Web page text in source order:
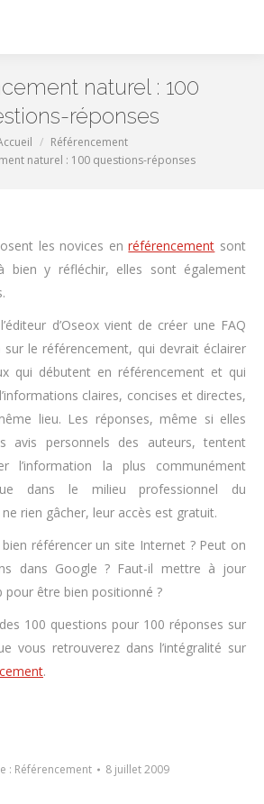
naturel : 100
réponses
Référencement
naturel : 100 questions-réponses
les novices enréférencement sont
bien y réfléchir, elles sont également
d’Oseox vient de créer une FAQ
le référencement, qui devrait éclairer
qui débutent en référencement et qui
claires, concises et directes,
lieu. Les réponses, même si elles
avis personnels des auteurs, tentent
l’information la plus communément
dans le milieu professionnel du
rien gâcher, leur accès est gratuit.
référencer un site Internet ? Peut on
dans Google ? Faut-il mettre à jour
pour être bien positionné ?
100 questions pour 100 réponses sur
vous retrouverez dans l’intégralité sur
.
: Référencement 8 juillet 2009